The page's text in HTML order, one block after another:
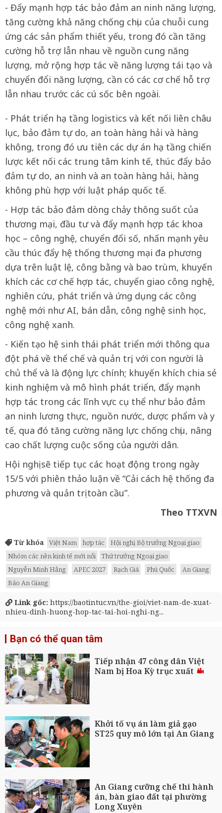
- Đẩy mạnh hợp tác bảo đảm an ninh năng lượng,
tăng cường khả năng chống chịu của chuỗi cung
ứng các sản phẩm thiết yếu, trong đó cần tăng
cường hỗ trợ lẫn nhau về nguồn cung năng
lượng, mở rộng hợp tác về năng lượng tái tạo và
chuyển đổi năng lượng, cần có các cơ chế hỗ trợ
lẫn nhau trước các cú sốc bên ngoài.
- Phát triển hạ tầng logistics và kết nối liên châu
lục, bảo đảm tự do, an toàn hàng hải và hàng
không, trong đó ưu tiên các dự án hạ tầng chiến
lược kết nối các trung tâm kinh tế, thúc đẩy bảo
đảm tự do, an ninh và an toàn hàng hải, hàng
không phù hợp với luật pháp quốc tế.
- Hợp tác bảo đảm dòng chảy thông suốt của
thương mại, đầu tư và đẩy mạnh hợp tác khoa
học – công nghệ, chuyển đổi số, nhấn mạnh yêu
cầu thúc đẩy hệ thống thương mại đa phương
dựa trên luật lệ, công bằng và bao trùm, khuyến
khích các cơ chế hợp tác, chuyển giao công nghệ,
nghiên cứu, phát triển và ứng dụng các công
nghệ mới như AI, bán dẫn, công nghệ sinh học,
công nghệ xanh.
- Kiến tạo hệ sinh thái phát triển mới thông qua
đột phá về thể chế và quản trị, với con người là
chủ thể và là động lực chính; khuyến khích chia sẻ
kinh nghiệm và mô hình phát triển, đẩy mạnh
hợp tác trong các lĩnh vực cụ thể như bảo đảm
an ninh lương thực, nguồn nước, dược phẩm và y
tế, qua đó tăng cường năng lực chống chịu, nâng
cao chất lượng cuộc sống của người dân.
Hội nghị sẽ tiếp tục các hoạt động trong ngày
15/5 với phiên thảo luận về “Cải cách hệ thống đa
phương và quản trị toàn cầu”.
Theo TTXVN
Từ khóa Việt Nam hợp tác
Hội nghị Bộ trưởng Ngoại giao
Nhóm các nền kinh tế mới nổi
Thứ trưởng Ngoại giao
Nguyễn Minh Hằng
APEC 2027 Rạch Giá Phú Quốc
An Giang
Báo An Giang
Link gốc: https://baotintuc.vn/the-gioi/viet-nam-de-xuat-
nhieu-dinh-huong-hop-tac-tai-hoi-nghi-ng...
Bạn có thể quan tâm
Tiếp nhận 47 công dân Việt
Nam bị Hoa Kỳ trục xuất
Khởi tố vụ án làm giả gạo
ST25 quy mô lớn tại An Giang
An Giang cưỡng chế thi hành
án, bàn giao đất tại phường
Long Xuyên